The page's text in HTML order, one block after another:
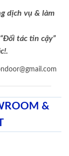
dịch vụ & làm
tác tin cậy”
&